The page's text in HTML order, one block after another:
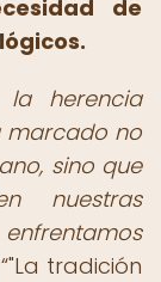
de
la herencia
marcado no
sino que
nuestras
"La tradición